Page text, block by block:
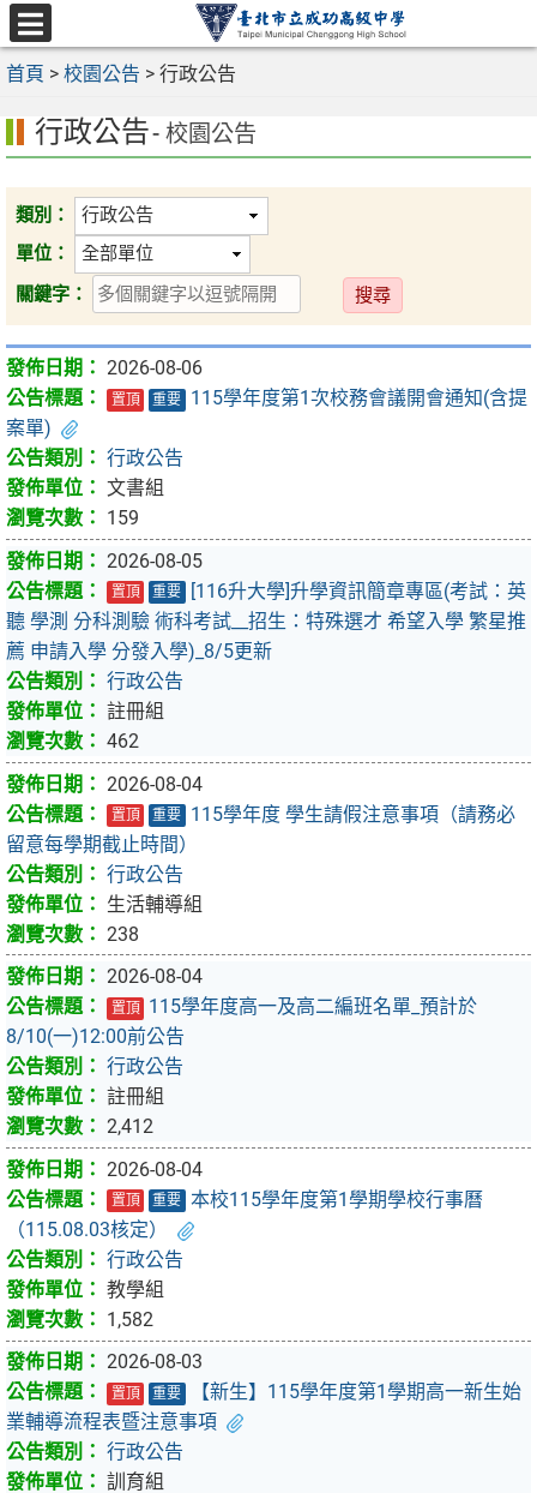
跳
至
主
容
區
選
單
首頁 > 校園公告 > 行政公告
行政公告- 校園公告
類別：
單位：
關鍵字：
送
出
2026-08-06
置頂 重要
115學年度第1次校務會議開會通知(含提
案單)
行政公告
文書組
159
2026-08-05
置頂 重要
[116升大學]升學資訊簡章專區(考試：英
聽 學測 分科測驗 術科考試__招生：特殊選才 希望入學 繁星推
薦 申請入學 分發入學)_8/5更新
行政公告
註冊組
462
2026-08-04
置頂 重要
115學年度 學生請假注意事項（請務必
留意每學期截止時間）
行政公告
生活輔導組
238
2026-08-04
置頂
115學年度高一及高二編班名單_預計於
8/10(一)12:00前公告
行政公告
註冊組
2,412
2026-08-04
置頂 重要 本校115學年度第1學期學校行事曆
（115.08.03核定）
行政公告
教學組
1,582
2026-08-03
置頂 重要
【新生】115學年度第1學期高一新生始
業輔導流程表暨注意事項
行政公告
訓育組